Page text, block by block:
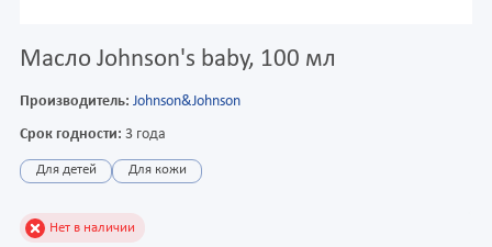
Масло Johnson's baby, 100 мл
Производитель: Johnson&Johnson
Срок годности: 3 года
Для детей Для кожи
Нет в наличии